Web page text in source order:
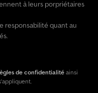
à leurs porpriétaires
responsabilité quant au
de confidentialitéainsi